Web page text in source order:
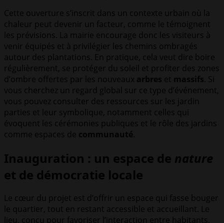
Cette ouverture s’inscrit dans un contexte urbain où la
chaleur peut devenir un facteur, comme le témoignent
les prévisions. La mairie encourage donc les visiteurs à
venir équipés et à privilégier les chemins ombragés
autour des plantations. En pratique, cela veut dire boire
régulièrement, se protéger du soleil et profiter des zones
d’ombre offertes par les nouveaux arbres et massifs. Si
vous cherchez un regard global sur ce type d’événement,
vous pouvez consulter des ressources sur les jardin
parties et leur symbolique, notamment celles qui
évoquent les cérémonies publiques et le rôle des jardins
comme espaces de communauté.
Inauguration : un espace de nature
et de démocratie locale
Le cœur du projet est d’offrir un espace qui fasse bouger
le quartier, tout en restant accessible et accueillant. Le
lieu, conçu pour favoriser l’interaction entre habitants,